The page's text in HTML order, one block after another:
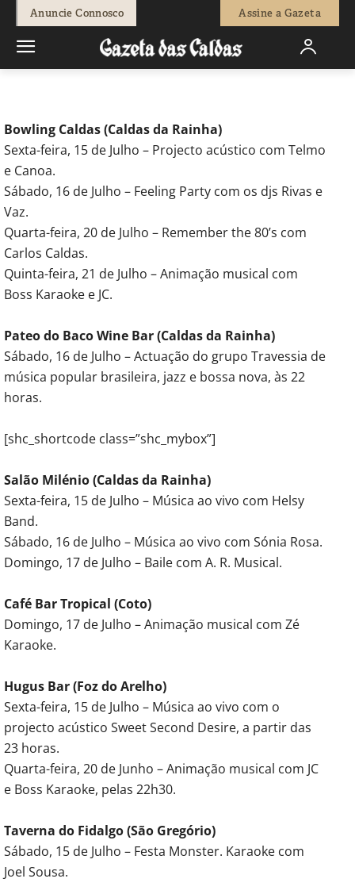
Anuncie Connosco Assine a Gazeta
Redação - 14 de Julho, 2011 0
Bowling Caldas (Caldas da Rainha)
Sexta-feira, 15 de Julho – Projecto acústico com Telmo
e Canoa.
Sábado, 16 de Julho – Feeling Party com os djs Rivas e
Vaz.
Quarta-feira, 20 de Julho – Remember the 80’s com
Carlos Caldas.
Quinta-feira, 21 de Julho – Animação musical com
Boss Karaoke e JC.
Pateo do Baco Wine Bar (Caldas da Rainha)
Sábado, 16 de Julho – Actuação do grupo Travessia de
música popular brasileira, jazz e bossa nova, às 22
horas.
[shc_shortcode class=”shc_mybox”]
Salão Milénio (Caldas da Rainha)
Sexta-feira, 15 de Julho – Música ao vivo com Helsy
Band.
Sábado, 16 de Julho – Música ao vivo com Sónia Rosa.
Domingo, 17 de Julho – Baile com A. R. Musical.
Café Bar Tropical (Coto)
Domingo, 17 de Julho – Animação musical com Zé
Karaoke.
Hugus Bar (Foz do Arelho)
Sexta-feira, 15 de Julho – Música ao vivo com o
projecto acústico Sweet Second Desire, a partir das
23 horas.
Quarta-feira, 20 de Junho – Animação musical com JC
e Boss Karaoke, pelas 22h30.
Taverna do Fidalgo (São Gregório)
Sábado, 15 de Julho – Festa Monster. Karaoke com
Joel Sousa.